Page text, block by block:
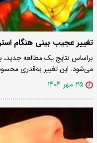
تغییر عجیب بینی هنگام
براساس نتایج یک مطالعه جدید،
می‌شود. این تغییر به‌قدری
۲۵ مهر ۱۴۰۴